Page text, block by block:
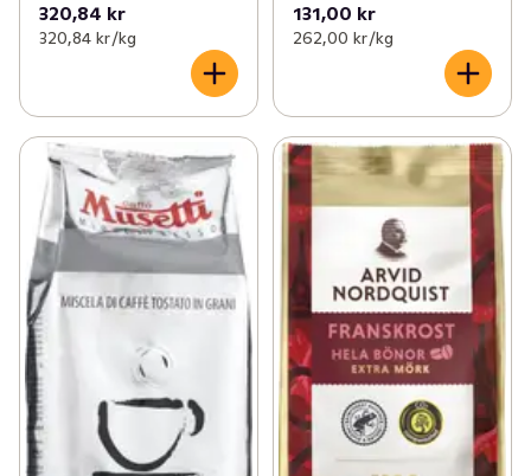
320,84 kr
320,84 kr /kg
131,00 kr
262,00 kr /kg